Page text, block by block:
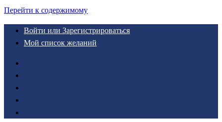
Перейти к содержимому
Войти или Зарегистрироваться
Мой список желаний